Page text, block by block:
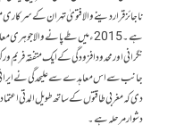
ناجائز قرار دینے والا فتویٰ تہران کے سرکاری
ہے۔ 2015ء میں طے پانے والا
نگرانی اور محدود افزودگی کے ایک متفقہ فریم
جانب سے اس معاہدے سے علیحدگی نے
دی کہ مغربی طاقتوں کے ساتھ طویل المدتی
دشوار مرحلہ ہے۔